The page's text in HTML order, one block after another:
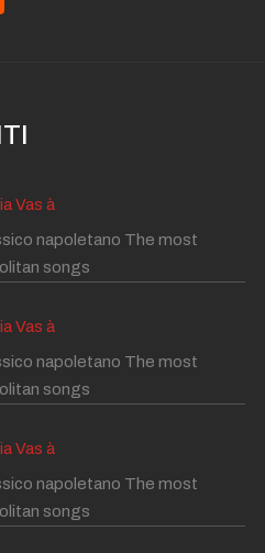
Vas à
napoletano The most
songs
Vas à
napoletano The most
songs
Vas à
napoletano The most
songs